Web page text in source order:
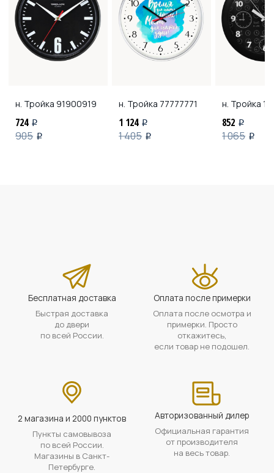
н. Тройка 91900919
724 i
905 i
н. Тройка 77777771
1 124 i
1 405 i
н. Тройка
852 i
1 065 i
Бесплатная доставка
Быстрая доставка
до двери
по всей России.
Оплата после примерки
Оплата после осмотра и
примерки. Просто
откажитесь,
если товар не подошел.
2 магазина и 2000 пунктов
Пункты самовывоза
по всей России.
Магазины в Санкт-
Петербурге.
Авторизованный дилер
Официальная гарантия
от производителя
на весь товар.